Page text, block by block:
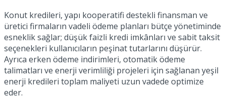
Konut kredileri, yapı kooperatifi destekli finansman ve
üretici firmaların vadeli ödeme planları bütçe yönetiminde
esneklik sağlar; düşük faizli kredi imkânları ve sabit taksit
seçenekleri kullanıcıların peşinat tutarlarını düşürür.
Ayrıca erken ödeme indirimleri, otomatik ödeme
talimatları ve enerji verimliliği projeleri için sağlanan yeşil
enerji kredileri toplam maliyeti uzun vadede optimize
eder.